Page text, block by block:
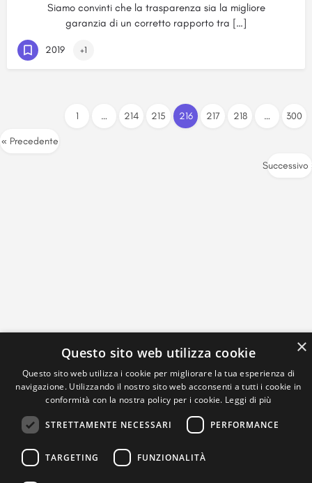
Siamo convinti che la trasparenza sia la migliore
garanzia di un corretto rapporto tra […]
2019 +1
« Precedente
1 … 214 215 216 217 218 … 300
Successivo
×
Questo sito web utilizza cookie
Questo sito web utilizza i cookie per migliorare la tua esperienza di
navigazione. Utilizzando il nostro sito web acconsenti a tutti i cookie in
conformità con la nostra policy per i cookie. Leggi di più
STRETTAMENTE NECESSARI PERFORMANCE
TARGETING FUNZIONALITÀ